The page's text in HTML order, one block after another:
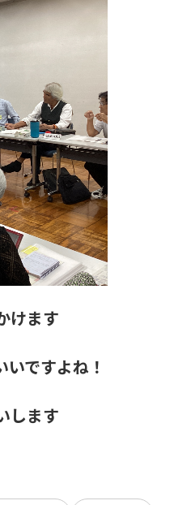
けます
ですよね！
します